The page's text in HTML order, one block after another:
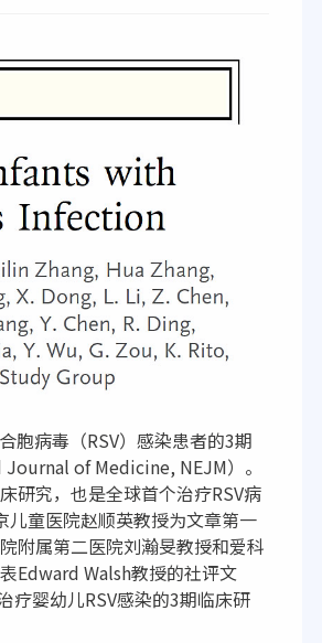
胞病毒（RSV）感染患者的3期
of Medicine, NEJM）。
研究，也是全球首个治疗RSV病
童医院赵顺英教授为文章第一
附属第二医院刘瀚旻教授和爱科
Edward Walsh教授的社评文
婴幼儿RSV感染的3期临床研